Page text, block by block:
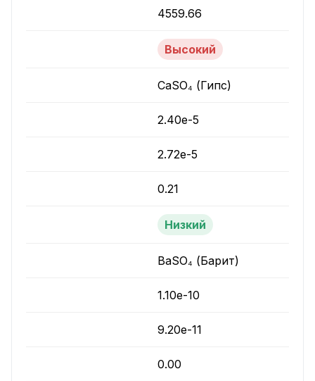
4559.66
Высокий
CaSO₄ (Гипс)
2.40e-5
2.72e-5
0.21
Низкий
BaSO₄ (Барит)
1.10e-10
9.20e-11
0.00